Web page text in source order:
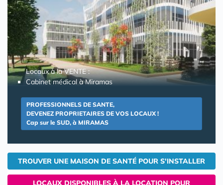
Locaux à la VENTE :
Cabinet médical à Miramas
PROFESSIONNELS DE SANTE,
DEVENEZ PROPRIETAIRES DE VOS LOCAUX !
Cap sur le SUD, à MIRAMAS
TROUVER UNE MAISON DE SANTÉ POUR S'INSTALLER
LOCAUX DISPONIBLES À LA LOCATION POUR